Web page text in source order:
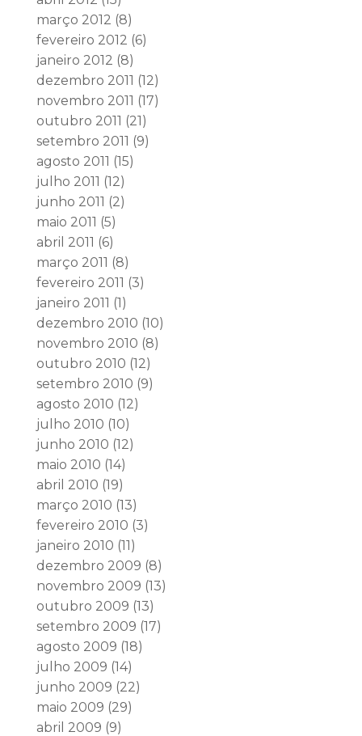
março 2012 (8)
fevereiro 2012 (6)
janeiro 2012 (8)
dezembro 2011 (12)
novembro 2011 (17)
outubro 2011 (21)
setembro 2011 (9)
agosto 2011 (15)
julho 2011 (12)
junho 2011 (2)
maio 2011 (5)
abril 2011 (6)
março 2011 (8)
fevereiro 2011 (3)
janeiro 2011 (1)
dezembro 2010 (10)
novembro 2010 (8)
outubro 2010 (12)
setembro 2010 (9)
agosto 2010 (12)
julho 2010 (10)
junho 2010 (12)
maio 2010 (14)
abril 2010 (19)
março 2010 (13)
fevereiro 2010 (3)
janeiro 2010 (11)
dezembro 2009 (8)
novembro 2009 (13)
outubro 2009 (13)
setembro 2009 (17)
agosto 2009 (18)
julho 2009 (14)
junho 2009 (22)
maio 2009 (29)
abril 2009 (9)